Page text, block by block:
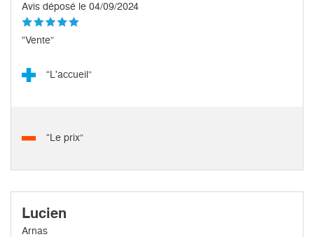
Avis déposé le 04/09/2024
“Vente”
“L'accueil”
“Le prix”
Lucien
Arnas